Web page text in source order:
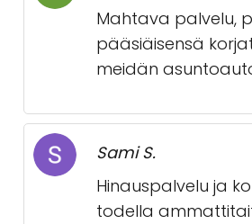
Mahtava palvelu,
pääsiäisensä
meidän
Sami S.
Hinauspalvelu ja
todella